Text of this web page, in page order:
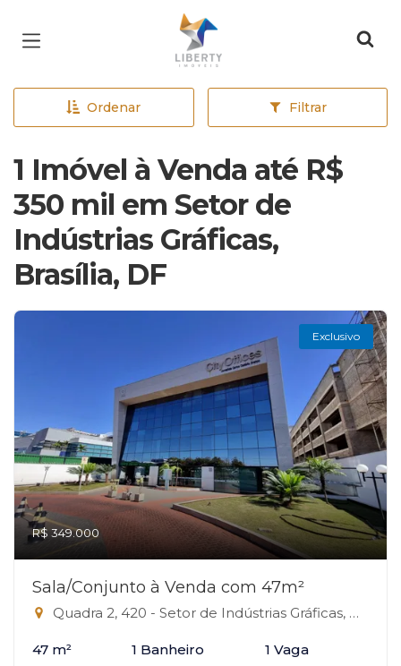
Página inicial
Ordenar Filtrar
1 Imóvel à Venda até R$
350 mil em Setor de
Indústrias Gráficas,
Brasília, DF
Exclusivo
R$ 349.000
Sala/Conjunto à Venda com 47m²
Quadra 2, 420 - Setor de Indústrias Gráficas, Brasília-DF
47 m² 1 Banheiro 1 Vaga